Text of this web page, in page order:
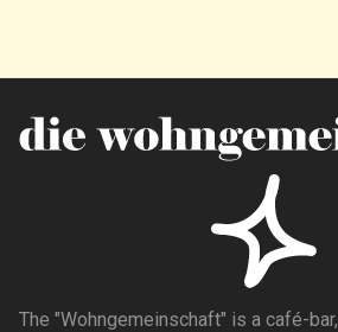
The "Wohngemeinschaft" is a café-